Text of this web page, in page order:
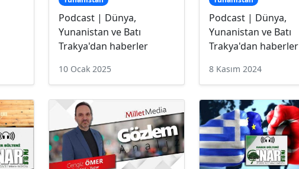
Podcast | Dünya,
Yunanistan ve Batı
Trakya'dan haberler
10 Ocak 2025
Podcast | Dünya,
Yunanistan ve Batı
Trakya'dan haberler
8 Kasım 2024